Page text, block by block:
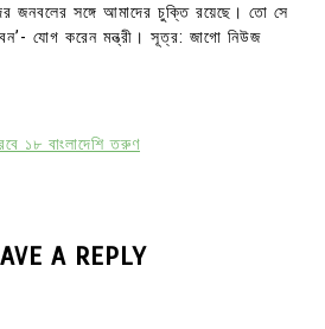
জনবলের সঙ্গে আমাদের চুক্তি রয়েছে। তো সে
যোগ করেন মন্ত্রী। সূত্র: জাগো নিউজ
১৮ বাংলাদেশি তরুণ
A REPLY